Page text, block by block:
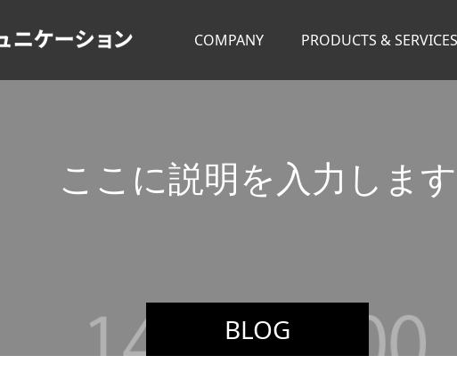
COMPANY PRODUCTS & SERVICES
BLOG
ここに説明を入力し ます